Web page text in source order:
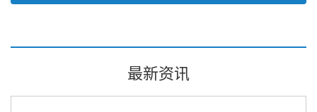
最新资讯